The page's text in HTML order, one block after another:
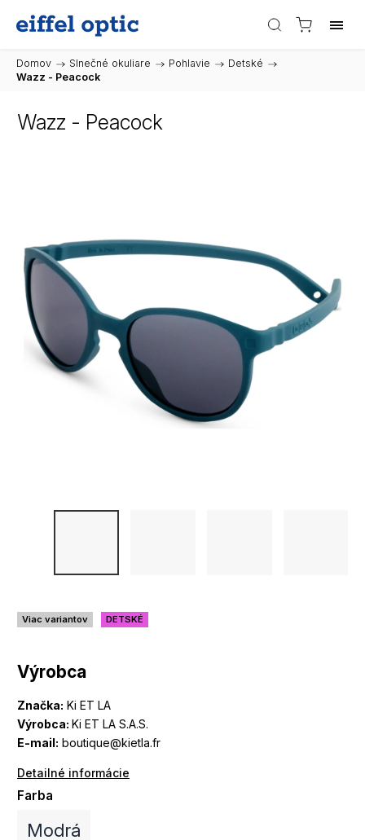
Domov / Slnečné okuliare / Pohlavie / Detské /
Wazz - Peacock
Wazz - Peacock
Výrobca
Značka: Ki ET LA
Výrobca: Ki ET LA S.A.S.
E-mail: boutique@kietla.fr
Detailné informácie
Viac variantov DETSKÉ
Farba
Modrá